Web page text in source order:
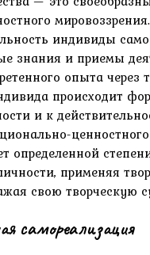
индивиды
знания и приемы
опыта через
происходит
и к
определенной
применяя
свою творческую
самореализация